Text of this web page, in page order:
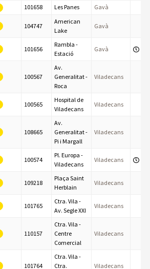
101658 Les Panes Gavà
104747
American
Lake
Gavà
101656
Rambla -
Estació
Gavà
100567
Av.
Generalitat -
Roca
Viladecans
100565
Hospital de
Viladecans
Viladecans
108665
Av.
Generalitat -
Pi i Margall
Viladecans
100574
Pl. Europa -
Viladecans
Viladecans
109218
Plaça Saint
Herblain
Viladecans
101765
Ctra. Vila -
Av. Segle XXI
Viladecans
110157
Ctra. Vila -
Centre
Comercial
Viladecans
101764
Ctra. Vila -
Ctra.
Viladecans